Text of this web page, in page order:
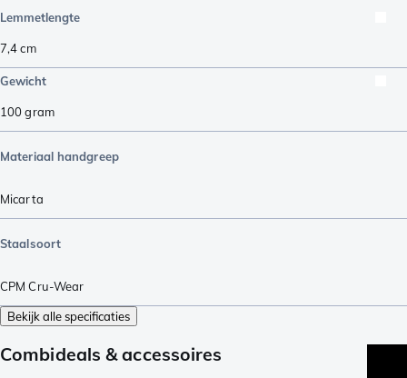
Lemmetlengte
7,4cm
Gewicht
100gram
Materiaal handgreep
Micarta
Staalsoort
CPM Cru-Wear
Bekijk alle specificaties
Combideals & accessoires